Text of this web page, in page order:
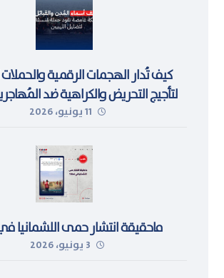
كيف تُدار الهجمات الرقمية
لتأجيج التحريض والكراهية ضد
اللجوء في ليبيا
11 يونيو، 2026
ماحقيقة انتشار حمى اللشمانيا
3 يونيو، 2026